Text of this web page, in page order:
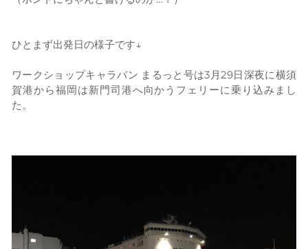
ひとまず出発日の様子です↓
ワークショップキャラバン まるっと号は3月29日深夜に横須
賀港から福岡は新門司港へ向かうフェリーに乗り込みまし
た。